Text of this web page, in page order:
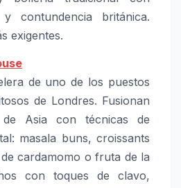
contundencia británica.
exigentes.
de uno de los puestos
de Londres. Fusionan
Asia con técnicas de
masala buns, croissants
cardamomo o fruta de la
con toques de clavo,